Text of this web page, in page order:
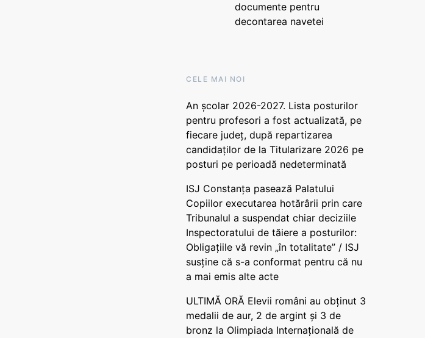
documente pentru
decontarea navetei
CELE MAI NOI
An școlar 2026-2027. Lista posturilor
pentru profesori a fost actualizată, pe
fiecare județ, după repartizarea
candidaților de la Titularizare 2026 pe
posturi pe perioadă nedeterminată
ISJ Constanța pasează Palatului
Copiilor executarea hotărârii prin care
Tribunalul a suspendat chiar deciziile
Inspectoratului de tăiere a posturilor:
Obligațiile vă revin „în totalitate” / ISJ
susține că s-a conformat pentru că nu
a mai emis alte acte
ULTIMĂ ORĂ Elevii români au obținut 3
medalii de aur, 2 de argint și 3 de
bronz la Olimpiada Internațională de